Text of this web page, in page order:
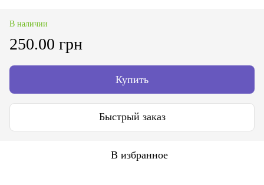
В наличии
250.00 грн
Купить
Быстрый заказ
В избранное